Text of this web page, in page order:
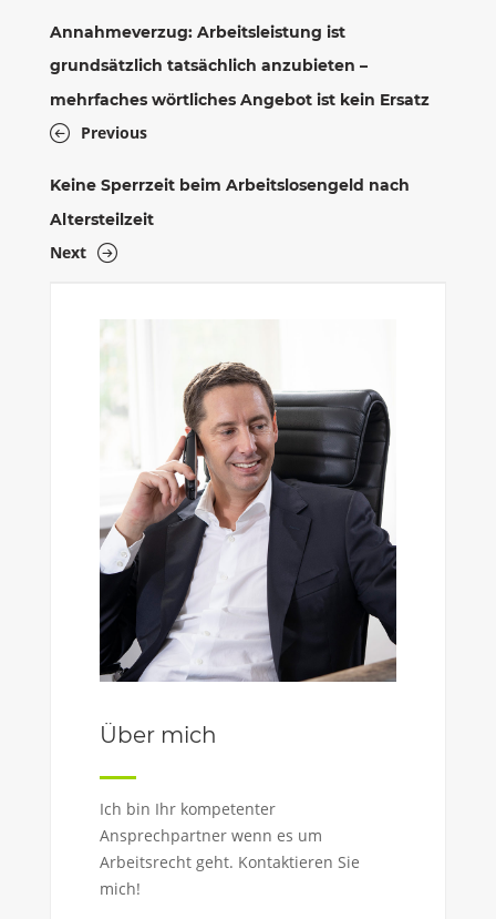
Annahmeverzug: Arbeitsleistung ist
grundsätzlich tatsächlich anzubieten –
mehrfaches wörtliches Angebot ist kein Ersatz
Previous
Keine Sperrzeit beim Arbeitslosengeld nach
Altersteilzeit
Next
Über mich
Ich bin Ihr kompetenter
Ansprechpartner wenn es um
Arbeitsrecht geht. Kontaktieren Sie
mich!